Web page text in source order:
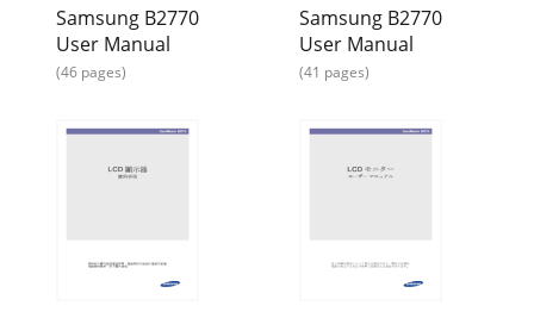
Page 11 - 2-1 包装清单
使用本产品3-33-3 安装设备驱动程序 在安装设备驱动程序时，
设备驱动程序。如果随附的驱动程序文件损坏，请访问服务中
(http://www.samsung.com/)，下载所需驱动程序。 1.
Page 12 - 2-2 安装支架
Page 13 - 请勿仅握住支架提起本产品。
Samsung B2770
User Manual
(46 pages)
Samsung B2770
User Manual
(41 pages)